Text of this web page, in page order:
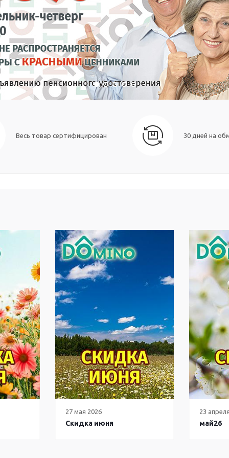
В каталог
Весь товар сертифицирован 30 дней на
27 мая 2026
Скидка июня
23
май26